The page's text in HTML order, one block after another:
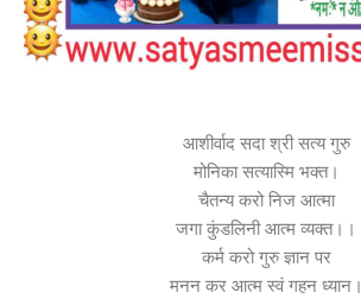
आशीर्वाद सदा श्री सत्य गुरु
मोनिका सत्यास्मि भक्त।
चैतन्य करो निज आत्मा
जगा कुंडलिनी आत्म व्यक्त।।
कर्म करो गुरु ज्ञान पर
मनन कर आत्म स्वं गहन ध्यान।